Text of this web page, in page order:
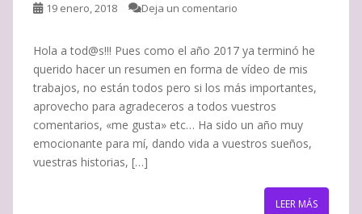
19 enero, 2018 Deja un comentario
Hola a tod@s!!! Pues como el año 2017 ya terminó he
querido hacer un resumen en forma de vídeo de mis
trabajos, no están todos pero si los más importantes,
aprovecho para agradeceros a todos vuestros
comentarios, «me gusta» etc… Ha sido un año muy
emocionante para mí, dando vida a vuestros sueños,
vuestras historias, […]
LEER MÁS